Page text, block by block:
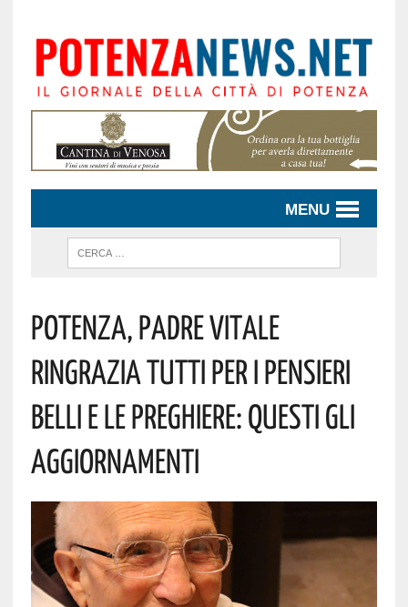
MENU
Potenza, Padre Vitale
Ringrazia Tutti Per I Pensieri
Belli E Le Preghiere: Questi Gli
Aggiornamenti